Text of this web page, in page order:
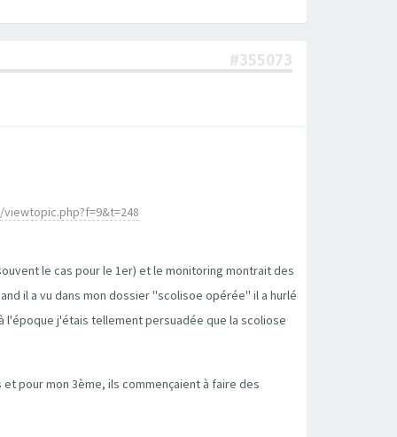
#355073
le cas pour le 1er) et le monitoring montrait des
il a vu dans mon dossier ''scolisoe opérée'' il a hurlé
l'époque j'étais tellement persuadée que la scoliose
pour mon 3ème, ils commençaient à faire des